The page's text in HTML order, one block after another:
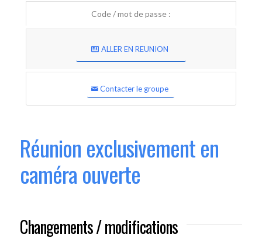
Code / mot de passe :
ALLER EN REUNION
Contacter le groupe
Réunion exclusivement en
caméra ouverte
Changements / modifications